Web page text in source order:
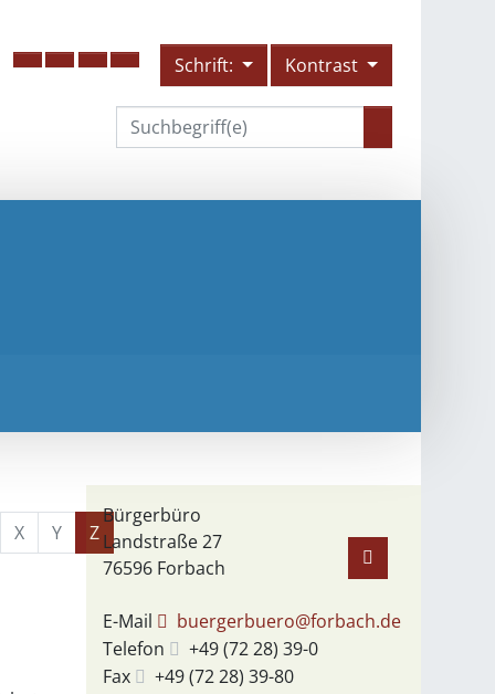
Schrift: Kontrast
X Y Z
Bürgerbüro
Landstraße 27
76596 Forbach
E-Mail
buergerbuero@forbach.de
Telefon
+49 (7228) 39-0
Fax
+49 (7228) 39-80